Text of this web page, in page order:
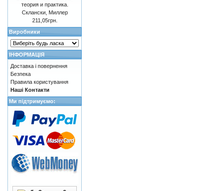
теория и практика.
Склански, Миллер
211,05грн.
Виробники
ІНФОРМАЦІЯ
Доставка і повернення
Безпека
Правила користування
Наші Контакти
Ми підтримуємо: